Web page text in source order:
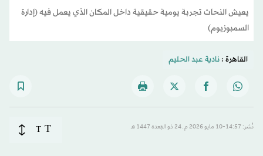
يعيش النحات تجربة يومية حقيقية داخل المكان الذي يعمل فيه (إدارة
السمبوزيوم)
القاهرة :نادية عبد الحليم
نُشر: 14:57-10 مايو 2026 م ـ 24 ذو القِعدة 1447 هـ T
T